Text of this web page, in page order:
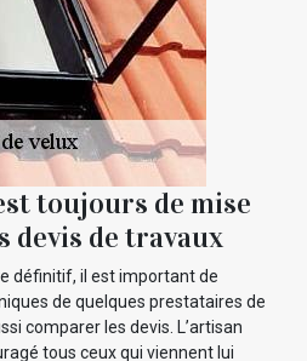
toujours de mise
devis de travaux
définitif, il est important de
de quelques prestataires de
comparer les devis. L’artisan
tous ceux qui viennent lui